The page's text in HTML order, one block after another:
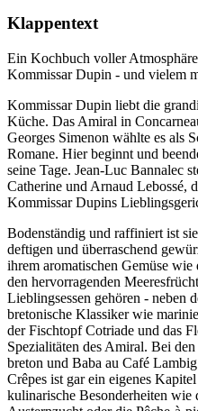
Klappentext
Ein Kochbuch voller
Kommissar Dupin - und vielem
Kommissar Dupin liebt die
Küche. Das Amiral in
Georges Simenon wählte es als
Romane. Hier beginnt und
seine Tage. Jean-Luc Bannalec
Catherine und Arnaud Lebossé,
Kommissar Dupins
Bodenständig und raffiniert ist
deftigen und überraschend
ihrem aromatischen Gemüse
den hervorragenden
Lieblingsessen gehören - neben
bretonische Klassiker wie
der Fischtopf Cotriade und das
Spezialitäten des Amiral. Bei
breton und Baba au Café
Crêpes ist gar ein eigenes
kulinarische Besonderheiten wie